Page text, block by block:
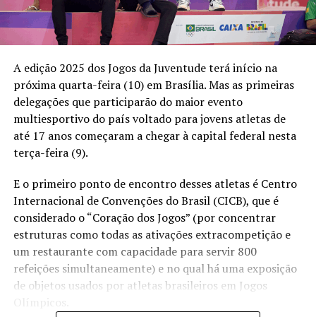
A edição 2025 dos Jogos da Juventude terá início na
próxima quarta-feira (10) em Brasília. Mas as primeiras
delegações que participarão do maior evento
multiesportivo do país voltado para jovens atletas de
até 17 anos começaram a chegar à capital federal nesta
terça-feira (9).
E o primeiro ponto de encontro desses atletas é Centro
Internacional de Convenções do Brasil (CICB), que é
considerado o “Coração dos Jogos” (por concentrar
estruturas como todas as ativações extracompetição e
um restaurante com capacidade para servir 800
refeições simultaneamente) e no qual há uma exposição
de objetos usados por atletas brasileiros em Jogos